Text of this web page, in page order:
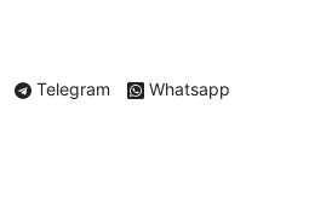
Telegram Whatsapp